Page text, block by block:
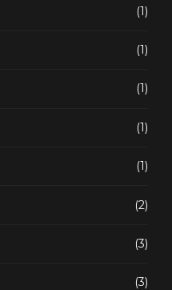
(1)
(1)
(1)
(1)
(1)
(2)
(3)
(3)